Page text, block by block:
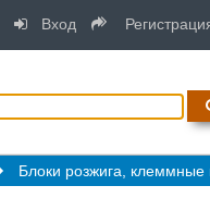
Вход
Блоки розжига, клеммные